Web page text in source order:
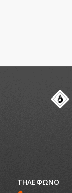
ΤΗΛΕΦΩΝΟ